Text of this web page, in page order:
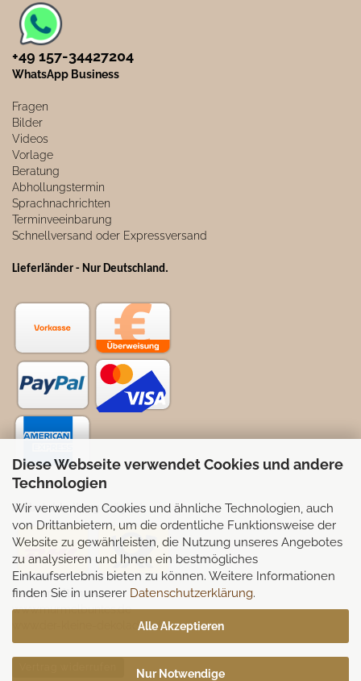
Diese Webseite verwendet Cookies und andere
Technologien
Wir verwenden Cookies und ähnliche Technologien, auch
von Drittanbietern, um die ordentliche Funktionsweise der
Website zu gewährleisten, die Nutzung unseres Angebotes
zu analysieren und Ihnen ein bestmögliches
Einkaufserlebnis bieten zu können. Weitere Informationen
finden Sie in unserer Datenschutzerklärung.
Alle Akzeptieren
Nur Notwendige
+49 157-34427204​
WhatsApp Business
Fragen
Bilder
Videos
Vorlage
Beratung
Abhollungstermin
Sprachnachrichten
Terminveeinbarung
Schnellversand oder Expressversand
Lieferländer - Nur Deutschland.
Selbstabhollung möglich
Partnerseiten:
www.murmelbuntes.de
www.der-kleine-dekoladen.de